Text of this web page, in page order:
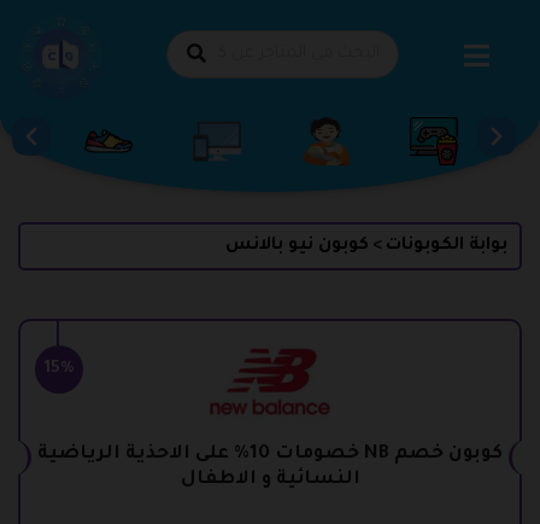
بوابة الكوبونات > كوبون نيو بالانس
15%
كوبون خصم NB خصومات 10% على الاحذية الرياضية
النسائية و الاطفال